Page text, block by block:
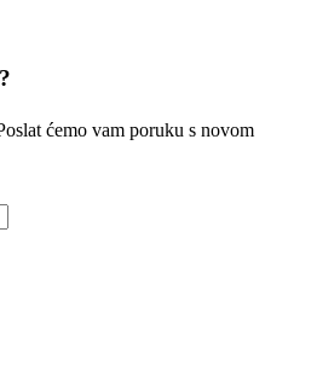
ćemo vam poruku s novom